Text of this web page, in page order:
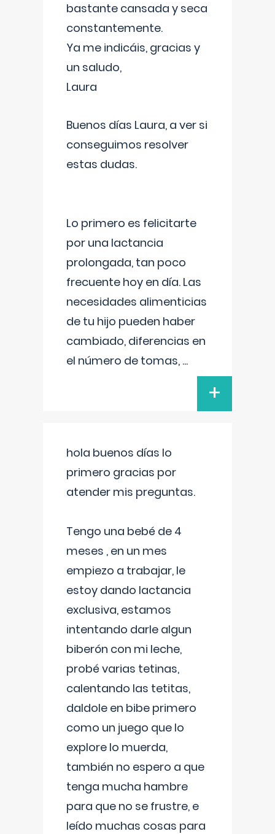
bastante cansada y seca
constantemente.
Ya me indicáis, gracias y
un saludo,
Laura
Buenos días Laura, a ver si
conseguimos resolver
estas dudas.
Lo primero es felicitarte
por una lactancia
prolongada, tan poco
frecuente hoy en día. Las
necesidades alimenticias
de tu hijo pueden haber
cambiado, diferencias en
el número de tomas, ...
+
hola buenos días lo
primero gracias por
atender mis preguntas.
Tengo una bebé de 4
meses , en un mes
empiezo a trabajar, le
estoy dando lactancia
exclusiva, estamos
intentando darle algun
biberón con mi leche,
probé varias tetinas,
calentando las tetitas,
daldole en bibe primero
como un juego que lo
explore lo muerda,
también no espero a que
tenga mucha hambre
para que no se frustre, e
leído muchas cosas para